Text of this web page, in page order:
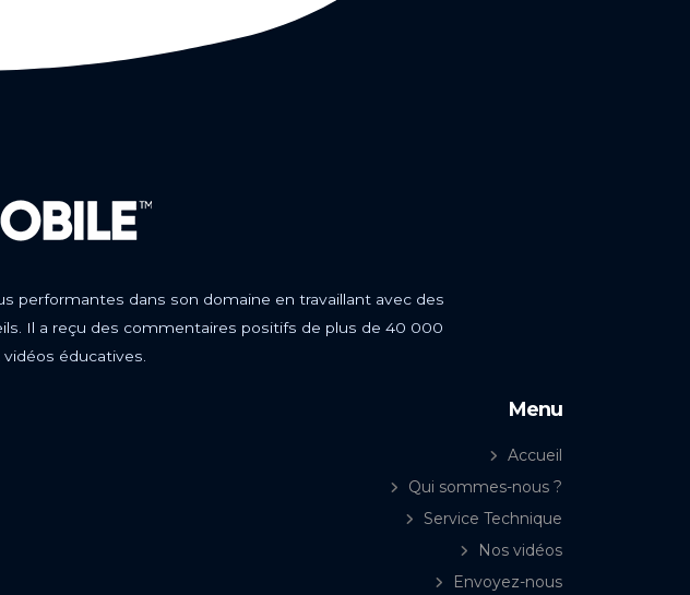
performantes dans son domaine en travaillant avec des
Il a reçu des commentaires positifs de plus de 40 000
éducatives.
Menu
Accueil
Qui sommes-nous ?
Service Technique
Nos vidéos
Envoyez-nous